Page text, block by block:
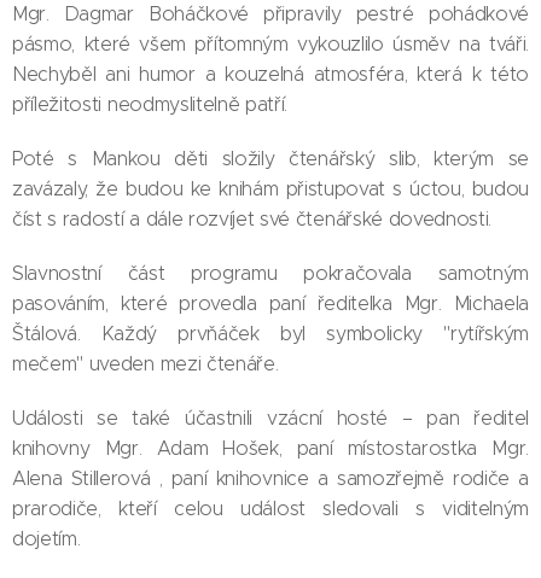
Mgr. Dagmar Boháčkové připravily pestré pohádkové
pásmo, které všem přítomným vykouzlilo úsměv na tváři.
Nechyběl ani humor a kouzelná atmosféra, která k této
příležitosti neodmyslitelně patří.
Poté s Mankou děti složily čtenářský slib, kterým se
zavázaly, že budou ke knihám přistupovat s úctou, budou
číst s radostí a dále rozvíjet své čtenářské dovednosti.
Slavnostní část programu pokračovala samotným
pasováním, které provedla paní ředitelka Mgr. Michaela
Štálová. Každý prvňáček byl symbolicky "rytířským
mečem" uveden mezi čtenáře.
Události se také účastnili vzácní hosté – pan ředitel
knihovny Mgr. Adam Hošek, paní místostarostka Mgr.
Alena Stillerová , paní knihovnice a samozřejmě rodiče a
prarodiče, kteří celou událost sledovali s viditelným
dojetím.